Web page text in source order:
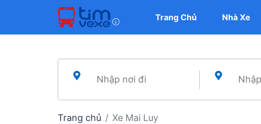
Trang Chủ Nhà Xe
Trang chủ Xe Mai Luy